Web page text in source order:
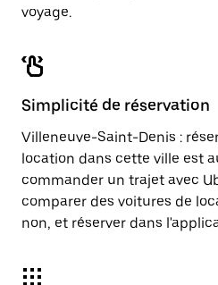
voyage.
Simplicité de réservation
Villeneuve-Saint-Denis :
location dans cette ville est
commander un trajet avec
comparer des voitures de
non, et réserver dans